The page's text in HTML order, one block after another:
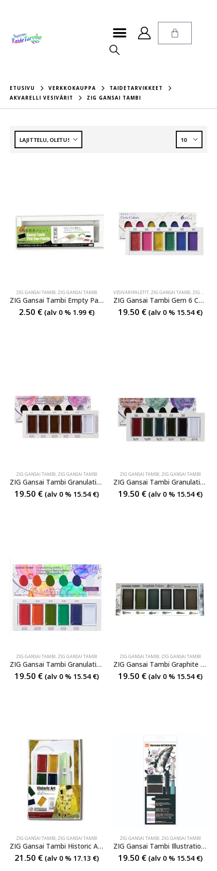
ETUSIVU VERKKOKAUPPA
TAIDETARVIKKEET
AKVARELLI VESIVÄRIT
ZIG GANSAI TAMBI
ZIG GANSAI TAMBI, ZIG GANSAI TAMBI
ZIG Gansai Tambi Empty Palette
2.50 € (alv 0 % 1.99 €)
VESIVÄRIPALETIT, ZIG GANSAI TAMBI, ZIG GANSAI TAMBI
ZIG Gansai Tambi Gem 6 Colors
19.50 € (alv 0 % 15.54 €)
ZIG GANSAI TAMBI, ZIG GANSAI TAMBI
ZIG Gansai Tambi Granulating I 5 Colors
19.50 € (alv 0 % 15.54 €)
ZIG GANSAI TAMBI, ZIG GANSAI TAMBI
ZIG Gansai Tambi Granulating ΙΙ 5 Colors
19.50 € (alv 0 % 15.54 €)
ZIG GANSAI TAMBI, ZIG GANSAI TAMBI
ZIG Gansai Tambi Granulating ΙΙI 5 Colors
19.50 € (alv 0 % 15.54 €)
ZIG GANSAI TAMBI, ZIG GANSAI TAMBI
ZIG Gansai Tambi Graphite 6 Colors
19.50 € (alv 0 % 15.54 €)
ZIG GANSAI TAMBI, ZIG GANSAI TAMBI
ZIG Gansai Tambi Historic Art 6 Colors
21.50 € (alv 0 % 17.13 €)
ZIG GANSAI TAMBI, ZIG GANSAI TAMBI
ZIG Gansai Tambi Illustration Watercolor Set
19.50 € (alv 0 % 15.54 €)